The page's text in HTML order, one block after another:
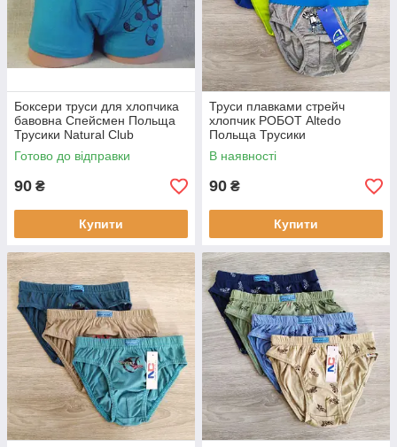
Боксери труси для хлопчика
бавовна Спейсмен Польща
Трусики Natural Club
Готово до відправки
90 ₴
Купити
Труси плавками стрейч
хлопчик РОБОТ Altedo
Польща Трусики
В наявності
90 ₴
Купити